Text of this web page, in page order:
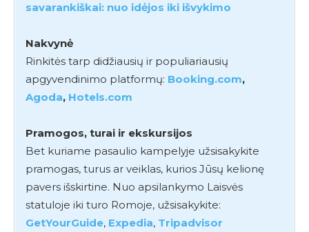
savarankiškai: nuo idėjos iki išvykimo
Nakvynė
Rinkitės tarp didžiausių ir populiariausių
apgyvendinimo platformų: Booking.com,
Agoda, Hotels.com
Pramogos, turai ir ekskursijos
Bet kuriame pasaulio kampelyje užsisakykite
pramogas, turus ar veiklas, kurios Jūsų kelionę
pavers išskirtine. Nuo apsilankymo Laisvės
statuloje iki turo Romoje, užsisakykite:
GetYourGuide, Expedia, Tripadvisor